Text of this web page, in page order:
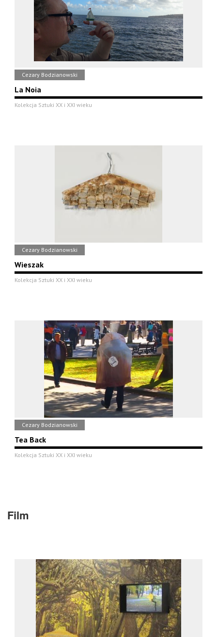
Cezary Bodzianowski
La Noia
Kolekcja Sztuki XX i XXI wieku
Cezary Bodzianowski
Wieszak
Kolekcja Sztuki XX i XXI wieku
Cezary Bodzianowski
Tea Back
Kolekcja Sztuki XX i XXI wieku
Film